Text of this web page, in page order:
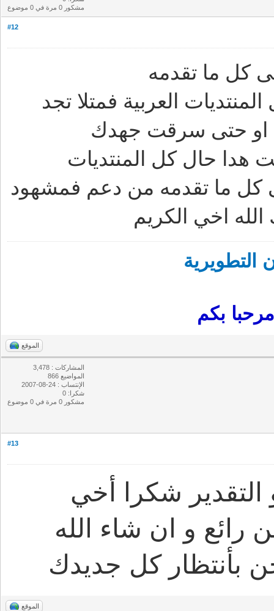
مشكور 0 مرة في 0 موضوع
#12
كل ما تقدمه
العربية فمتلا تجد
هدا حال كل المنتديات
كل ما تقدمه من دعم فمشهود
اخي الكريم
بكم
الموقع
المشاركات : 3,478
المواضيع 866
الإنتساب : 24-08-2007
شكرا: 0
مشكور 0 مرة في 0 موضوع
#13
شكرا أخي
رائع و ان شاء الله
بأنتظار كل جديدك
الموقع